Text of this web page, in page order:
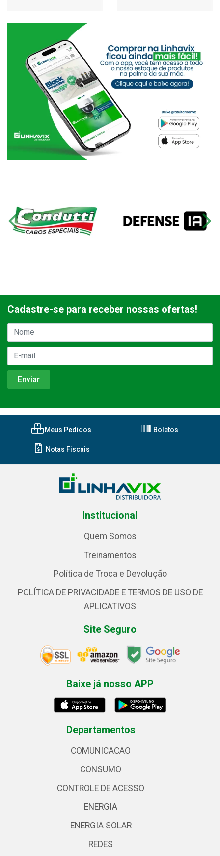
Cadastre-se para receber nossas ofertas!
Meus Pedidos Boletos
Notas Fiscais
Institucional
Quem Somos
Treinamentos
Política de Troca e Devolução
POLÍTICA DE PRIVACIDADE E TERMOS DE USO DE
APLICATIVOS
Site Seguro
Baixe já nosso APP
Departamentos
COMUNICACAO
CONSUMO
CONTROLE DE ACESSO
ENERGIA
ENERGIA SOLAR
REDES